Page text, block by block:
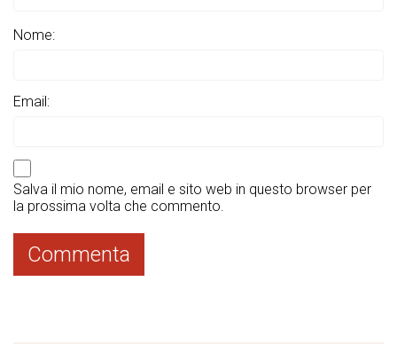
Nome:
Email:
Salva il mio nome, email e sito web in questo browser per
la prossima volta che commento.